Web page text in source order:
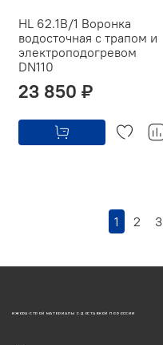
HL 62.1В/1 Воронка
водосточная c трапом и
электроподогревом
DN110
23 850 ₽
1 2 3
ИЖОРА-СТРОЙ МАТЕРИАЛЫ С ДОСТАВКОЙ ПО РОССИИ